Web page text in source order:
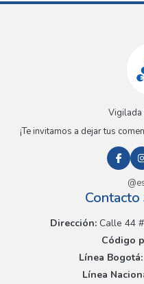
Vigilada
¡Te invitamos a dejar tus
Dirección:Calle 44 #
Código
Línea Bogotá:
Línea